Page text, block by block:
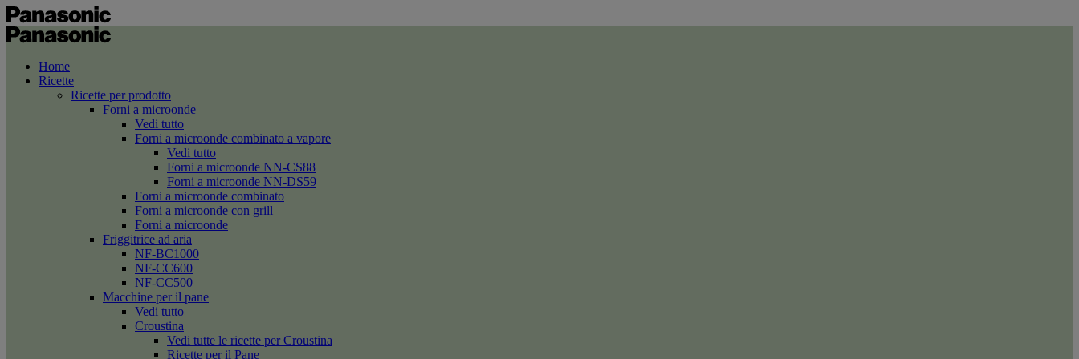
Home
Ricette
Ricette per prodotto
Forni a microonde
Vedi tutto
Forni a microonde combinato a vapore
Vedi tutto
Forni a microonde NN-CS88
Forni a microonde NN-DS59
Forni a microonde combinato
Forni a microonde con grill
Forni a microonde
Friggitrice ad aria
NF-BC1000
NF-CC600
NF-CC500
Macchine per il pane
Vedi tutto
Croustina
Vedi tutte le ricette per Croustina
Ricette per il Pane